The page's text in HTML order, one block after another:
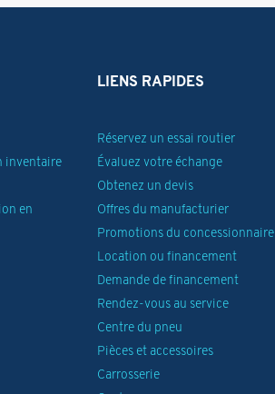
inventaire
en
LIENS RAPIDES
Réservez un essai routier
Évaluez votre échange
Obtenez un devis
Offres du manufacturier
Promotions du concessionnaire
Location ou financement
Demande de financement
Rendez-vous au service
Centre du pneu
Pièces et accessoires
Carrosserie